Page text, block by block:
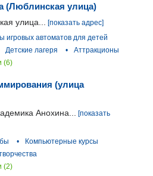
(Люблинская улица)
улица...
[показать адрес]
игровых автоматов для детей
Детские лагеря •
Аттракционы
(6)
(улица
Анохина... [показать
•
Компьютерные курсы
(2)